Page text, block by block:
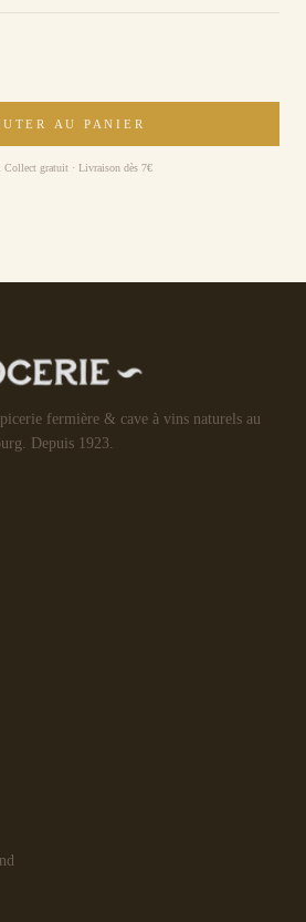
AU PANIER
gratuit · Livraison dès 7€
fermière & cave à vins naturels au
Depuis 1923.